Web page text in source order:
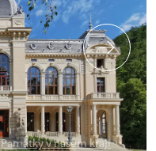
Památky v našem kraji